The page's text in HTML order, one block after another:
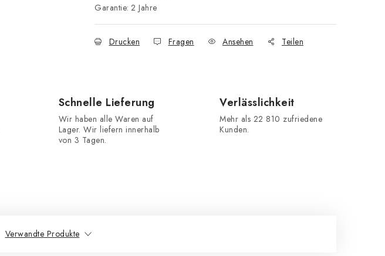
Garantie: 2 Jahre
Drucken Fragen Ansehen Teilen
Schnelle Lieferung
Wir haben alle Waren auf
Lager. Wir liefern innerhalb
von 3 Tagen.
Verlässlichkeit
Mehr als 22 810 zufriedene
Kunden.
Verwandte Produkte